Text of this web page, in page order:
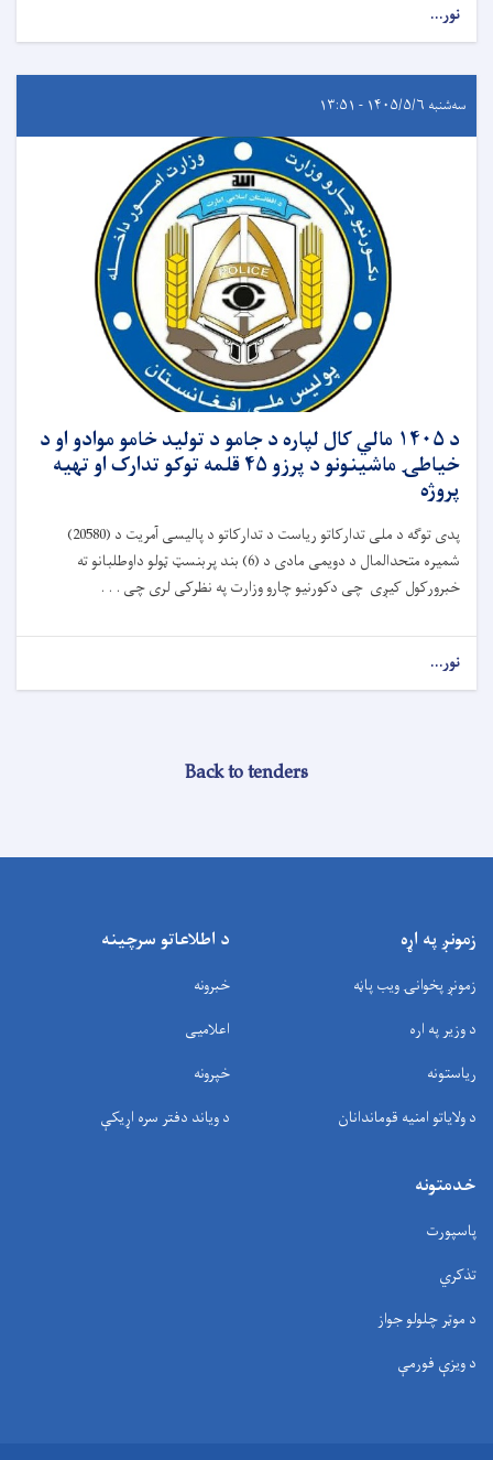
نور...
سه‌شنبه ۱۴۰۵/۵/۶ - ۱۳:۵۱
د ۱۴۰۵ مالي کال لپاره د جامو د تولید خامو موادو او د
خیاطۍ ماشینونو د پرزو ۴۵ قلمه توکو تدارک او تهیه
پروژه
پدی توګه د ملی تدارکاتو ریاست د تدارکاتو د پالیسی آمریت د (20580)
شمیره متحدالمال د دویمی مادی د (6) بند پربنسټ ټولو داوطلبانو ته
خبرورکول کیږی چی دکورنیو چارو وزارت په نظرکی لری چی . . .
نور...
Back to tenders
زمونږ په اړه
زمونږ پخوانۍ ویب پاڼه
د وزیر په اره
ریاستونه
د ولایاتو امنیه قوماندانان
د اطلاعاتو سرچینه
خبرونه
اعلامیی
خپرونه
د وياند دفتر سره اړیکې
خدمتونه
پاسپورت
تذکري
د موټر چلولو جواز
د ویزې فورمې